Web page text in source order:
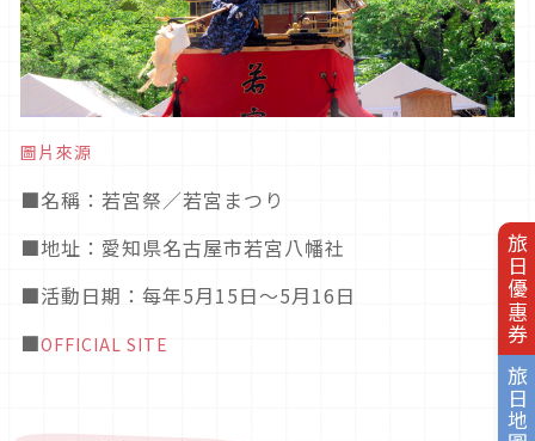
旅日優惠券
旅日地圖
圖片來源
■名稱：若宮祭／若宮まつり
■地址：愛知県名古屋市若宮八幡社
■活動日期 ：每年5月15日～5月16日
■OFFICIAL SITE